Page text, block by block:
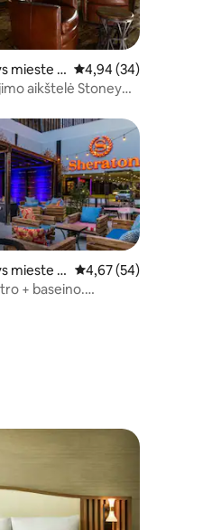
73
mieste B Vidutinis įvertinimas:
4,94 (34)
aikštelė Stoney
49
mieste O Vidutinis įvertinimas:
4,67 (54)
+ baseino.